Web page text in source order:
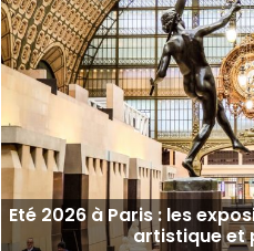
Eté 2026 à Paris : les
artistique et